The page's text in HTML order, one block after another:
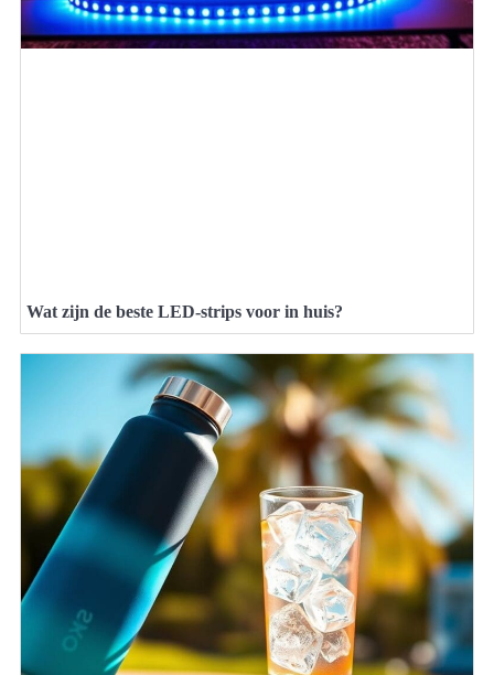
Wat zijn de beste LED-strips voor in huis?